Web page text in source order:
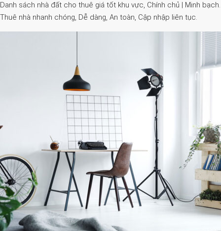
Danh sách nhà đất cho thuê giá tốt khu vực, Chính chủ | Minh bạch.
Thuê nhà nhanh chóng, Dễ dàng, An toàn, Cập nhập liên tục.